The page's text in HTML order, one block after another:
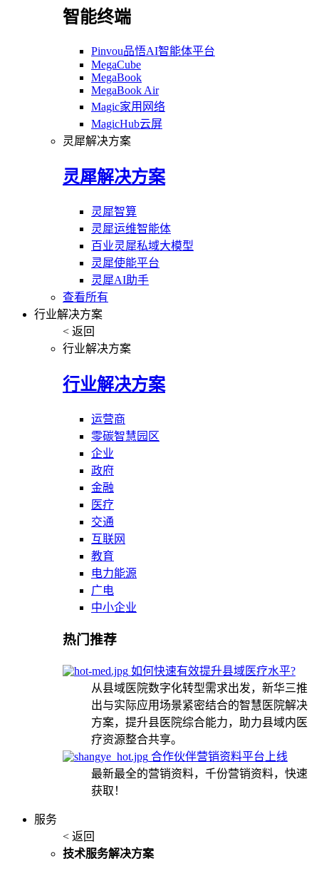
智能终端
Pinvou品悟AI智能体平台
MegaCube
MegaBook
MegaBook Air
Magic家用网络
MagicHub云屏
灵犀解决方案
灵犀解决方案
灵犀智算
灵犀运维智能体
百业灵犀私域大模型
灵犀使能平台
灵犀AI助手
查看所有
行业解决方案
< 返回
行业解决方案
行业解决方案
运营商
零碳智慧园区
企业
政府
金融
医疗
交通
互联网
教育
电力能源
广电
中小企业
热门推荐
如何快速有效提升县域医疗水平?
从县域医院数字化转型需求出发，新华三推
出与实际应用场景紧密结合的智慧医院解决
方案，提升县医院综合能力，助力县域内医
疗资源整合共享。
合作伙伴营销资料平台上线
最新最全的营销资料，千份营销资料，快速
获取！
服务
< 返回
技术服务解决方案